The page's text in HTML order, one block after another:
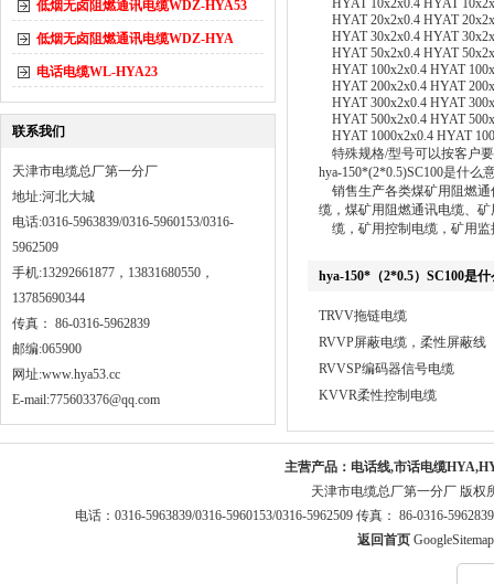
低烟无卤阻燃通讯电缆WDZ-HYA53
低烟无卤阻燃通讯电缆WDZ-HYA
电话电缆WL-HYA23
联系我们
天津市电缆总厂第一分厂
地址:河北大城
电话:0316-5963839/0316-5960153/0316-
5962509
手机:13292661877，13831680550，
13785690344
传真： 86-0316-5962839
邮编:065900
网址:www.hya53.cc
E-mail:775603376@qq.com
HYAT 10x2x0.4 HYAT
HYAT 20x2x0.4 HYAT
HYAT 30x2x0.4 HYAT
HYAT 50x2x0.4 HYAT
HYAT 100x2x0.4 HYAT
HYAT 200x2x0.4 HYAT
HYAT 300x2x0.4 HYAT
HYAT 500x2x0.4 HYAT
HYAT 1000x2x0.4 HYAT
特殊规格/型号可以按客户
hya-150*(2*0.5)SC100是什么
销售生产各类煤矿用阻燃通
缆，煤矿用阻燃通讯电缆、
缆，矿用控制电缆，矿用监
hya-150*（2*0.5）SC100是
TRVV拖链电缆
RVVP屏蔽电缆，柔性屏蔽线
RVVSP编码器信号电缆
KVVR柔性控制电缆
主营产品： 电话线,市话电缆
天津市电缆总厂第一分厂 版权
电话：0316-5963839/0316-5960153/0316-5962509 传真： 86-0316-
返回首页 GoogleSitemap